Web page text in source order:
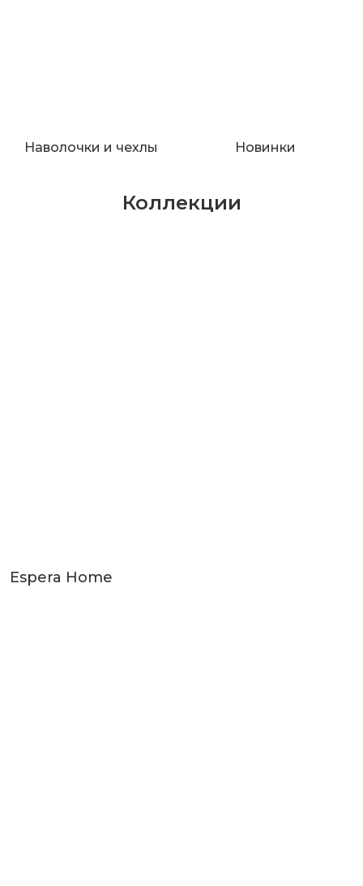
Наволочки и чехлы Новинки
Коллекции
Espera Home